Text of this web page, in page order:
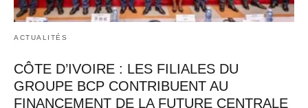
ACTUALITÉS
CÔTE D’IVOIRE : LES FILIALES DU
GROUPE BCP CONTRIBUENT AU
FINANCEMENT DE LA FUTURE CENTRALE